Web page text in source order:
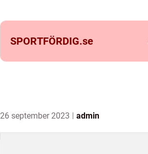
SPORTFÖRDIG.se
26 september 2023 admin